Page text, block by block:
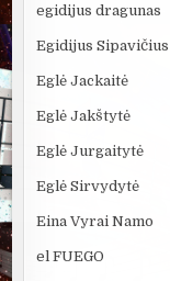
egidijus dragunas
Egidijus Sipavičius
Eglė Jackaitė
Eglė Jakštytė
Eglė Jurgaitytė
Eglė Sirvydytė
Eina Vyrai Namo
el FUEGO